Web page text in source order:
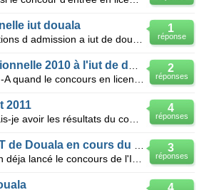
1
réponse
iut douala
2
réponses
4
réponses
2011
3
réponses
4